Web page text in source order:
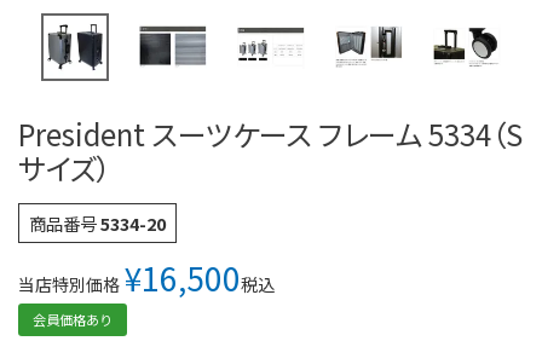
President スーツケース フレーム 5334（S
サイズ）
商品番号5334-20
当店特別価格 ¥16,500税込
会員価格あり